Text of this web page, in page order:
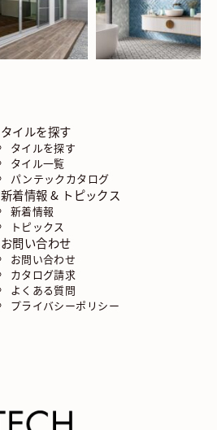
タイルを探す
タイルを探す
タイル一覧
パンテックカタログ
新着情報 & トピックス
新着情報
トピックス
お問い合わせ
お問い合わせ
カタログ請求
よくある質問
プライバシーポリシー